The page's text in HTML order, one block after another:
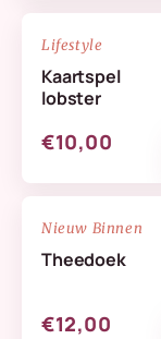
NIEUW
Lifestyle
Kaartspel
lobster
€10,00
NIEUW
Nieuw Binnen
Theedoek
€12,00